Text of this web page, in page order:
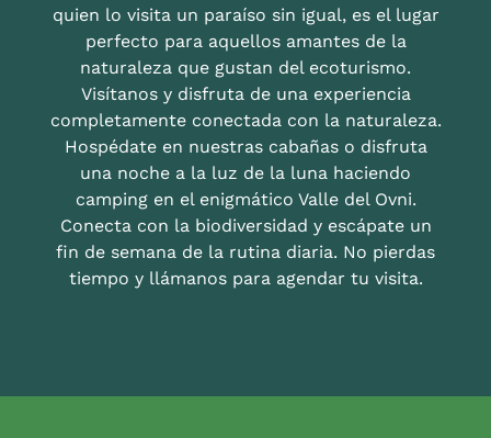
quien lo visita un paraíso sin igual, es el lugar
perfecto para aquellos amantes de la
naturaleza que gustan del ecoturismo.
Visítanos y disfruta de una experiencia
completamente conectada con la naturaleza.
Hospédate en nuestras cabañas o disfruta
una noche a la luz de la luna haciendo
camping en el enigmático Valle del Ovni.
Conecta con la biodiversidad y escápate un
fin de semana de la rutina diaria. No pierdas
tiempo y llámanos para agendar tu visita.